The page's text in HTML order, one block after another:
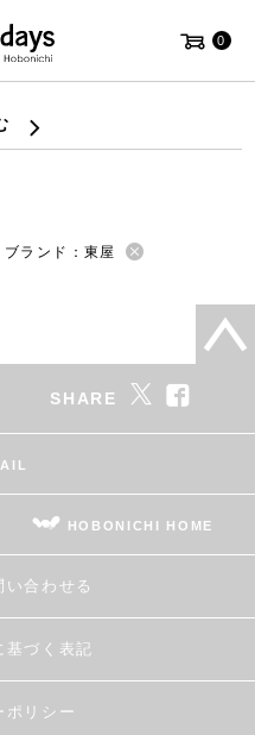
0
ブランド：東屋
SHARE
HOBONICHI HOME
合わせる
基づく表記
ポリシー